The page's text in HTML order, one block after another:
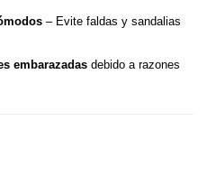
– Evite faldas y sandalias
embarazadas debido a razones